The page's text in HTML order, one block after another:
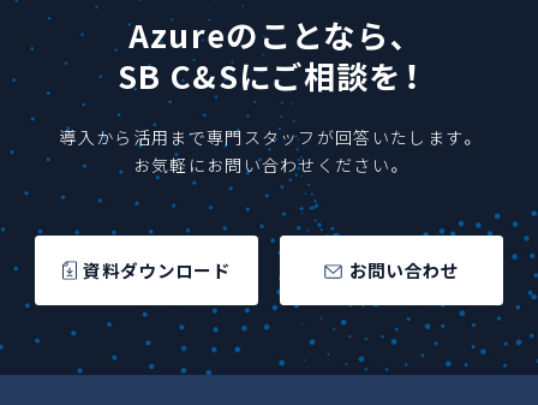
Azureのことなら、
SB C&Sにご相談を！
導入から活用まで専門スタッフが回答いたします。
お気軽にお問い合わせください。
資料ダウンロード お問い合わせ